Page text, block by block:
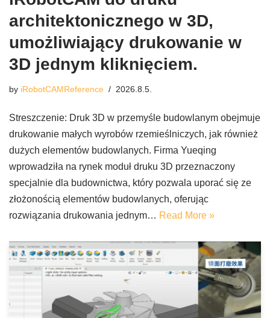
architektonicznego w 3D,
umożliwiający drukowanie w
3D jednym kliknięciem.
by iRobotCAMReference 2026.8.5.
Streszczenie: Druk 3D w przemyśle budowlanym obejmuje
drukowanie małych wyrobów rzemieślniczych, jak również
dużych elementów budowlanych. Firma Yueqing
wprowadziła na rynek moduł druku 3D przeznaczony
specjalnie dla budownictwa, który pozwala uporać się ze
złożonością elementów budowlanych, oferując
rozwiązania drukowania jednym… Read More »